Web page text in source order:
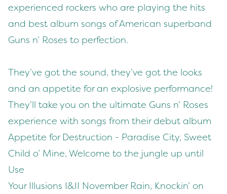
experienced rockers who are playing the hits
and best album songs of American superband
Guns n’ Roses to perfection.
They’ve got the sound, they’ve got the looks
and an appetite for an explosive performance!
They’ll take you on the ultimate Guns n’ Roses
experience with songs from their debut album
Appetite for Destruction - Paradise City, Sweet
Child o’ Mine, Welcome to the jungle up until
Use
Your Illusions I&II November Rain, Knockin’ on